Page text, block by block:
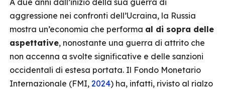
A due anni dall’inizio della sua guerra di
aggressione nei confronti dell’Ucraina, la Russia
mostra un’economia che performa al di sopra delle
aspettative, nonostante una guerra di attrito che
non accenna a svolte significative e delle sanzioni
occidentali di estesa portata. Il Fondo Monetario
Internazionale (FMI, 2024) ha, infatti, rivisto al rialzo